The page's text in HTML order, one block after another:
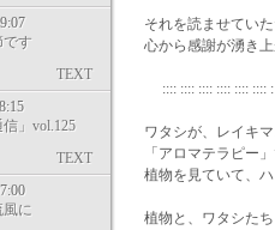
です
TEXT
信」vol.125
TEXT
に
それを読ませてい
心から感謝が湧き
:::: :::: :::: :::: :::: ::::
ワタシが、レイキ
「アロマテラピー
植物を見ていて、
植物と、ワタシた